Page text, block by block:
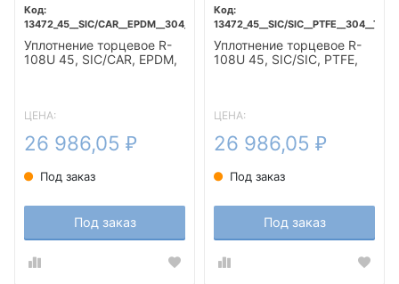
13472_45__SIC/CAR__EPDM__304__T5F
Уплотнение торцевое R-
108U 45, SIC/CAR, EPDM,
ЦЕНА:
26 986,05 ₽
Под заказ
Под заказ
13472_45__SIC/SIC__PTFE__304__T5F
Уплотнение торцевое R-
108U 45, SIC/SIC, PTFE,
ЦЕНА:
26 986,05 ₽
Под заказ
Под заказ